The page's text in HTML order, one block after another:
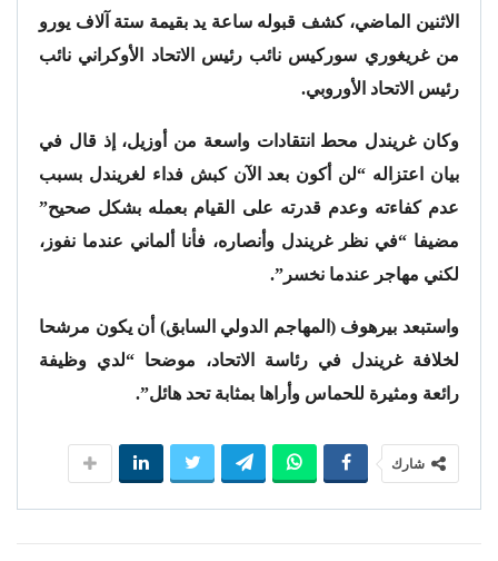
الاثنين الماضي، كشف قبوله ساعة يد بقيمة ستة آلاف يورو
من غريغوري سوركيس نائب رئيس الاتحاد الأوكراني نائب
رئيس الاتحاد الأوروبي.
وكان غريندل محط انتقادات واسعة من أوزيل، إذ قال في
بيان اعتزاله “لن أكون بعد الآن كبش فداء لغريندل بسبب
عدم كفاءته وعدم قدرته على القيام بعمله بشكل صحيح”
مضيفا “في نظر غريندل وأنصاره، فأنا ألماني عندما نفوز،
لكني مهاجر عندما نخسر”.
واستبعد بيرهوف (المهاجم الدولي السابق) أن يكون مرشحا
لخلافة غريندل في رئاسة الاتحاد، موضحا “لدي وظيفة
رائعة ومثيرة للحماس وأراها بمثابة تحد هائل”.
شارك